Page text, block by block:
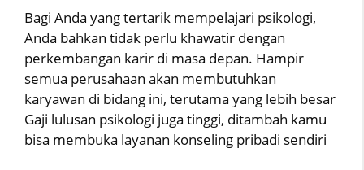
Bagi Anda yang tertarik mempelajari psikologi,
Anda bahkan tidak perlu khawatir dengan
perkembangan karir di masa depan. Hampir
semua perusahaan akan membutuhkan
karyawan di bidang ini, terutama yang lebih besar
Gaji lulusan psikologi juga tinggi, ditambah kamu
bisa membuka layanan konseling pribadi sendiri